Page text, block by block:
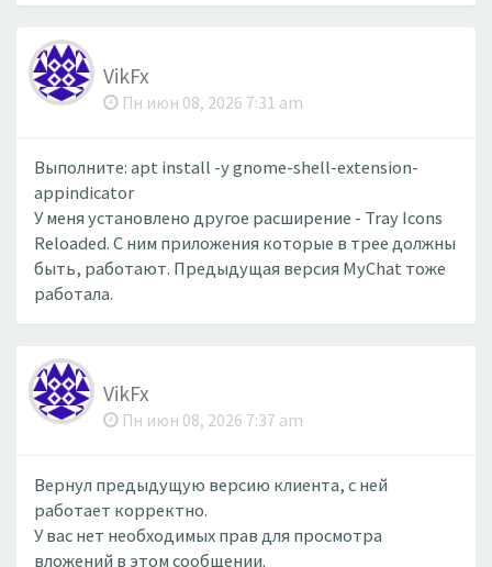
VikFx
Пн июн 08, 2026 7:31 am
Выполните: apt install -y gnome-shell-extension-
appindicator
У меня установлено другое расширение - Tray Icons
Reloaded. С ним приложения которые в трее должны
быть, работают. Предыдущая версия MyChat тоже
работала.
VikFx
Пн июн 08, 2026 7:37 am
Вернул предыдущую версию клиента, с ней
работает корректно.
У вас нет необходимых прав для просмотра
вложений в этом сообщении.